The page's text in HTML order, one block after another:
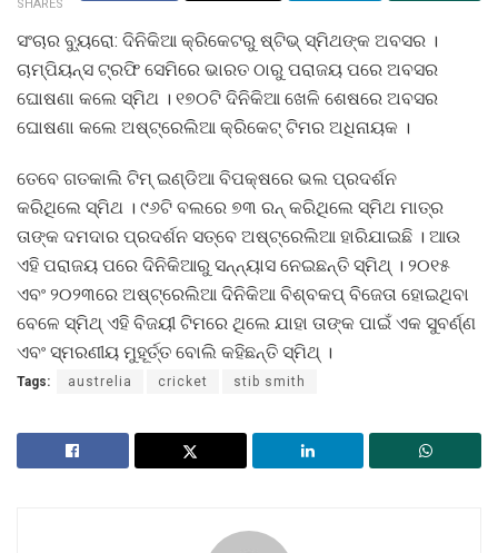
SHARES
ସଂଚାର ବ୍ୟୁରୋ: ଦିନିକିଆ କ୍ରିକେଟରୁ ଷ୍ଟିଭ୍ ସ୍ମିଥଙ୍କ ଅବସର ।
ଚାମ୍ପିୟନ୍ସ ଟ୍ରଫି ସେମିରେ ଭାରତ ଠାରୁ ପରାଜୟ ପରେ ଅବସର
ଘୋଷଣା କଲେ ସ୍ମିଥ । ୧୭୦ଟି ଦିନିକିଆ ଖେଳି ଶେଷରେ ଅବସର
ଘୋଷଣା କଲେ ଅଷ୍ଟ୍ରେଲିଆ କ୍ରିକେଟ୍ ଟିମର ଅଧିନାୟକ ।
ତେବେ ଗତକାଲି ଟିମ୍ ଇଣ୍ଡିଆ ବିପକ୍ଷରେ ଭଲ ପ୍ରଦର୍ଶନ
କରିଥିଲେ ସ୍ମିଥ । ୯୬ଟି ବଲରେ ୭୩ ରନ୍ କରିଥିଲେ ସ୍ମିଥ ମାତ୍ର
ତାଙ୍କ ଦମଦାର ପ୍ରଦର୍ଶନ ସତ୍ବେ ଅଷ୍ଟ୍ରେଲିଆ ହାରିଯାଇଛି । ଆଉ
ଏହି ପରାଜୟ ପରେ ଦିନିକିଆରୁ ସନ୍ନ୍ୟାସ ନେଇଛନ୍ତି ସ୍ମିଥ୍ । ୨୦୧୫
ଏବଂ ୨୦୨୩ରେ ଅଷ୍ଟ୍ରେଲିଆ ଦିନିକିଆ ବିଶ୍ବକପ୍ ବିଜେତା ହୋଇଥିବା
ବେଳେ ସ୍ମିଥ୍ ଏହି ବିଜୟୀ ଟିମରେ ଥିଲେ ଯାହା ତାଙ୍କ ପାଇଁ ଏକ ସୁବର୍ଣ୍ଣ
ଏବଂ ସ୍ମରଣୀୟ ମୁହୂର୍ତ୍ତ ବୋଲି କହିଛନ୍ତି ସ୍ମିଥ୍ ।
Tags: austrelia cricket stib smith